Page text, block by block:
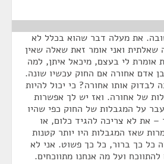
את מעלה דבר שהוא בכלל לא
ואני אומר זאת שאלה שאין
לי בעצם, מיכאל איתן, למה
אדם אחורה אם החוק עכשיו שונה.
לבדוק אותו אחורה? כי יכול להיות
של אחורה. ואז יש לך אפשרות
על המגבלות של החוק כפי שהיו
– את לא צריכה להגיד כלום, או
שאז המגבלות היו יותר קטנות
כל כך ברור, כל כך פשוט. אני לא
ועל מה אנחנו מתווכחים.